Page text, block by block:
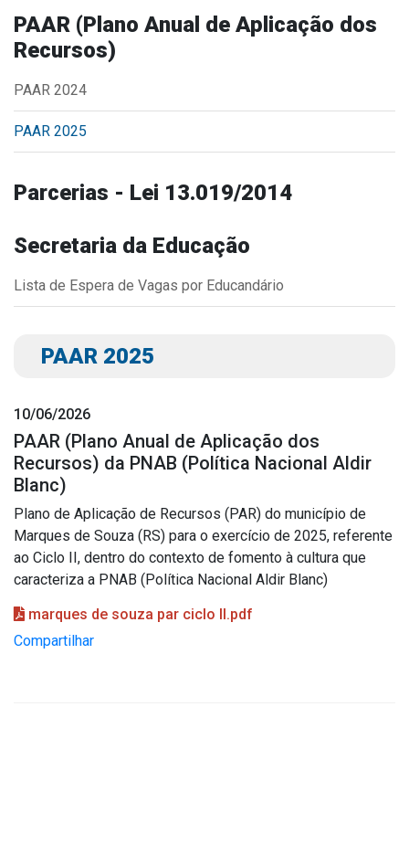
Transparência
Portal da Transparência
Outros
Downloads
Contato
PAAR (Plano Anual de Aplicação dos
Recursos)
PAAR 2024
PAAR 2025
Parcerias - Lei 13.019/2014
Secretaria da Educação
Lista de Espera de Vagas por Educandário
PAAR 2025
10/06/2026
PAAR (Plano Anual de Aplicação dos
Recursos) da PNAB (Política Nacional Aldir
Blanc)
Plano de Aplicação de Recursos (PAR) do município de
Marques de Souza (RS) para o exercício de 2025, referente
ao Ciclo II, dentro do contexto de fomento à cultura que
caracteriza a PNAB (Política Nacional Aldir Blanc)
marques de souza par ciclo II.pdf
Compartilhar